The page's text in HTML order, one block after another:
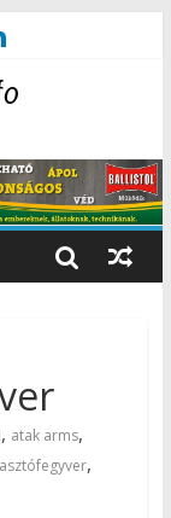
, atak arms,
,